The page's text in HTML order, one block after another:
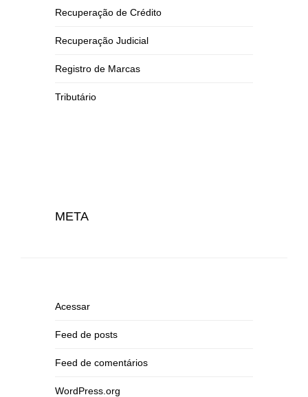
Recuperação de Crédito
Recuperação Judicial
Registro de Marcas
Tributário
META
Acessar
Feed de posts
Feed de comentários
WordPress.org